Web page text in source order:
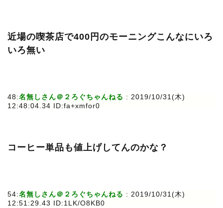
近場の喫茶店で400円のモーニングこんなにいろ
いろ無い
48:名無しさん＠２ろぐちゃんねる : 2019/10/31(木)
12:48:04.34 ID:fa+xmfor0
コーヒー単品も値上げしてんのかな？
54:名無しさん＠２ろぐちゃんねる : 2019/10/31(木)
12:51:29.43 ID:1LK/O8KB0